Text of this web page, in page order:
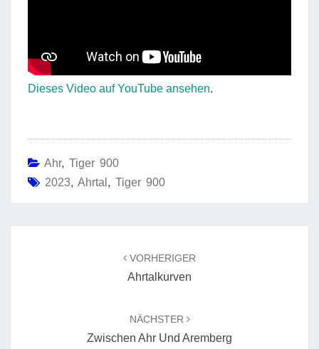
Dieses Video auf YouTube ansehen.
Ahr, Tiger 900
2023, Ahrtal , Tiger 900
VORHERIGER
Ahrtalkurven
NÄCHSTER
Zwischen Ahr Und Aremberg